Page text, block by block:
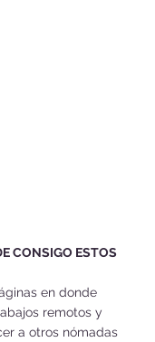
CONSIGO ESTOS
en donde
remotos y
a otros nómadas